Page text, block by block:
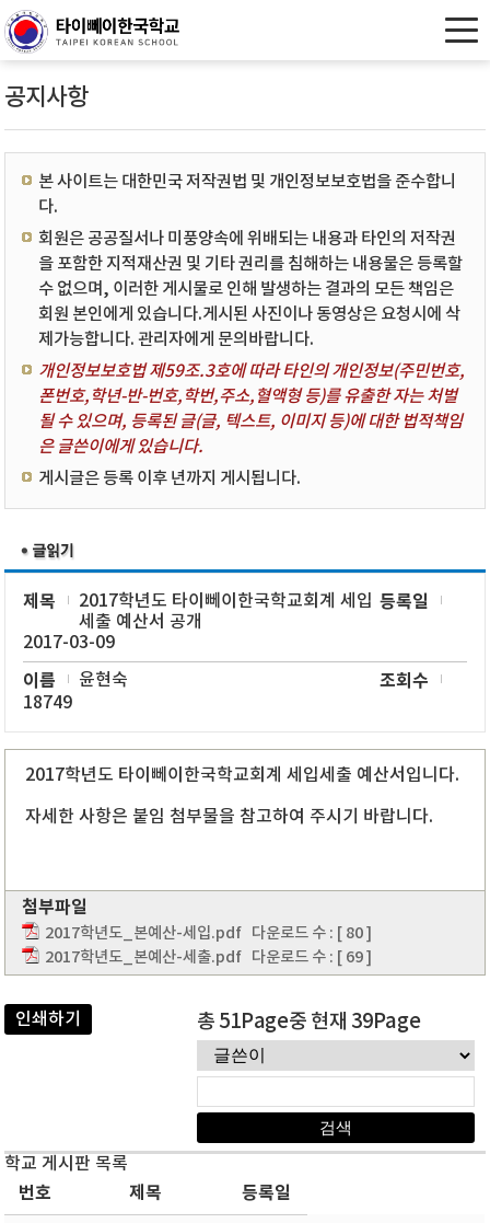
공지사항
본 사이트는 대한민국 저작권법 및 개인정보보호법을 준수합니
다.
회원은 공공질서나 미풍양속에 위배되는 내용과 타인의 저작권
을 포함한 지적재산권 및 기타 권리를 침해하는 내용물은 등록할
수 없으며, 이러한 게시물로 인해 발생하는 결과의 모든 책임은
회원 본인에게 있습니다.게시된 사진이나 동영상은 요청시에 삭
제가능합니다. 관리자에게 문의바랍니다.
개인정보보호법 제59조.3호에 따라 타인의 개인정보(주민번호,
폰번호,학년-반-번호,학번,주소,혈액형 등)를 유출한 자는 처벌
될 수 있으며, 등록된 글(글, 텍스트, 이미지 등)에 대한 법적책임
은 글쓴이에게 있습니다.
게시글은 등록 이후 년까지 게시됩니다.
제목
2017학년도 타이뻬이한국학교회계 세입
세출 예산서 공개
등록일
2017-03-09
이름 윤현숙 조회수
18749
2017학년도 타이뻬이한국학교회계 세입세출 예산서입니다.
자세한 사항은 붙임 첨부물을 참고하여 주시기 바랍니다.
첨부파일
2017학년도_본예산-세입.pdf 다운로드 수 : [ 80 ]
2017학년도_본예산-세출.pdf 다운로드 수 : [ 69 ]
인쇄하기 총 51Page중 현재 39Page
학교 게시판 목록
번호 제목 등록일